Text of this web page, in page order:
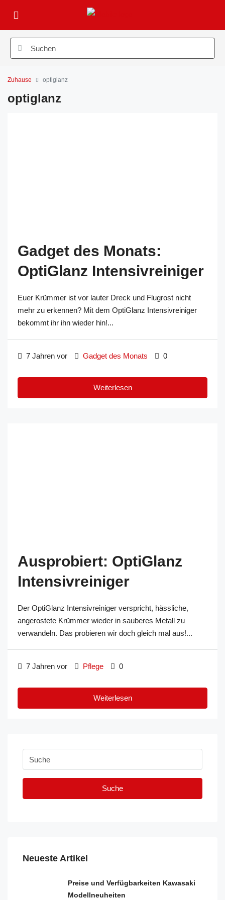
Zuhause optiglanz
optiglanz
Gadget des Monats:
OptiGlanz Intensivreiniger
Euer Krümmer ist vor lauter Dreck und Flugrost nicht
mehr zu erkennen? Mit dem OptiGlanz Intensivreiniger
bekommt ihr ihn wieder hin!...
7 Jahren vor Gadget des Monats 0
Weiterlesen
Ausprobiert: OptiGlanz
Intensivreiniger
Der OptiGlanz Intensivreiniger verspricht, hässliche,
angerostete Krümmer wieder in sauberes Metall zu
verwandeln. Das probieren wir doch gleich mal aus!...
7 Jahren vor Pflege 0
Weiterlesen
Suche
Neueste Artikel
Preise und Verfügbarkeiten Kawasaki
Modellneuheiten